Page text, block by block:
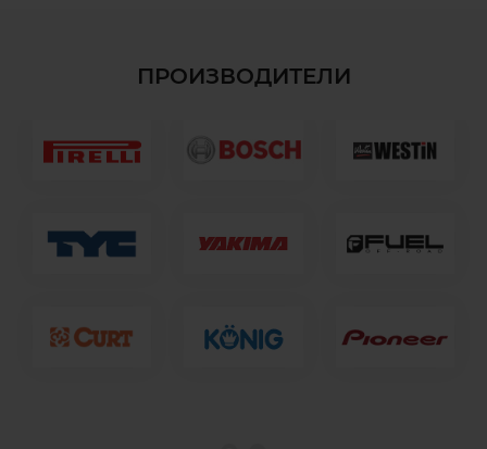
ПРОИЗВОДИТЕЛИ